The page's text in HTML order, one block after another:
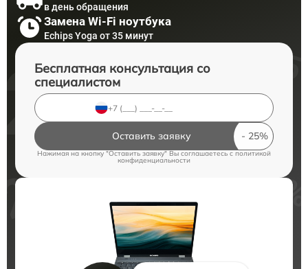
в день обращения
Замена Wi-Fi ноутбука
Echips Yoga от 35 минут
Бесплатная консультация со
специалистом
Оставить заявку
Нажимая на кнопку "Оставить заявку" Вы соглашаетесь cполитикой
конфиденциальности